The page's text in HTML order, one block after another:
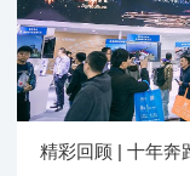
精彩回顾 | 十年奔